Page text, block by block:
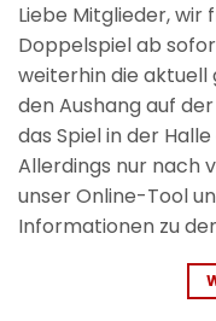
Liebe Mitglieder, wir
Doppelspiel ab
weiterhin die aktuell
den Aushang auf
das Spiel in der
Allerdings nur nach
unser Online-Tool
Informationen zu